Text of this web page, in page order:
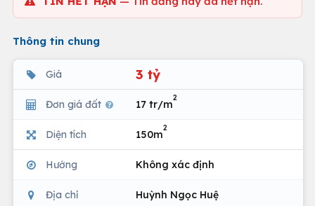
Thông tin chung
Giá 3 tỷ
Đơn giá đất 17 tr/m
2
Diện tích 150m
2
Hướng Không xác định
Địa chỉ Huỳnh Ngọc Huệ